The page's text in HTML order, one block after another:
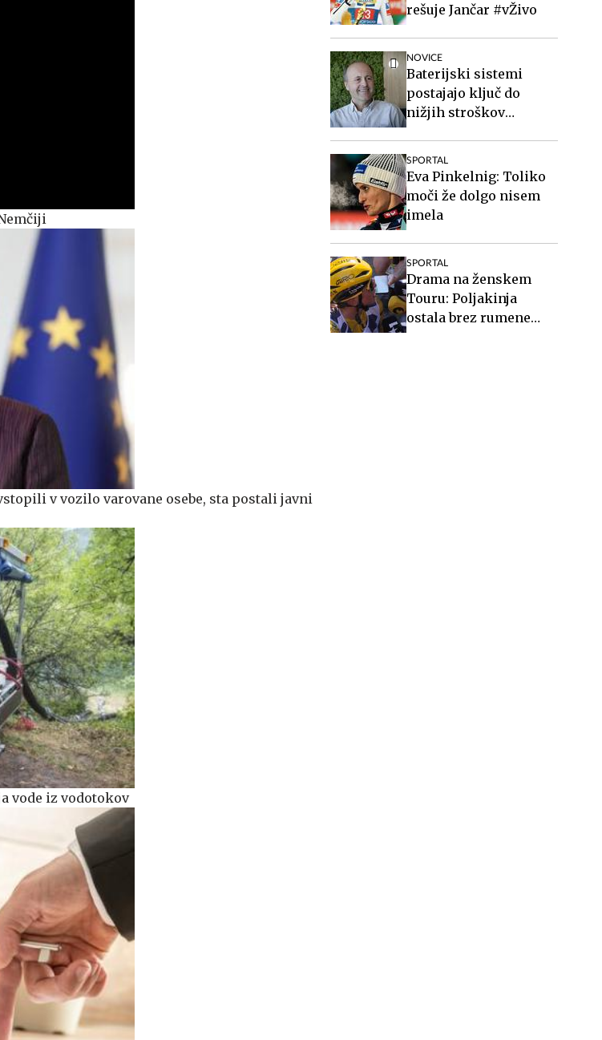
v vozilo varovane osebe, sta postali javni
vode iz vodotokov
rešuje Jančar #vŽivo
NOVICE
Baterijski sistemi
postajajo ključ do
nižjih stroškov
SPORTAL
Eva Pinkelnig: Toliko
moči že dolgo nisem
imela
SPORTAL
Drama na ženskem
Touru: Poljakinja
ostala brez rumene